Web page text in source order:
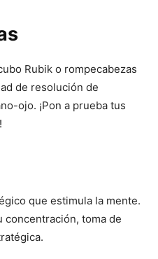
Rubik o rompecabezas
de resolución de
ojo. ¡Pon a prueba tus
que estimula la mente.
concentración, toma de